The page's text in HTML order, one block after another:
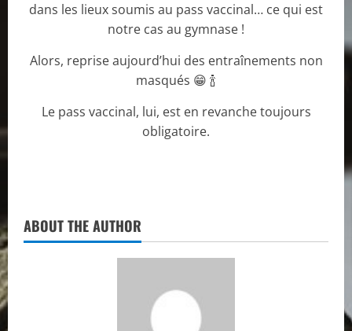
dans les lieux soumis au pass vaccinal… ce qui est
notre cas au gymnase !
Alors, reprise aujourd’hui des entraînements non
masqués 😁 🍾
Le pass vaccinal, lui, est en revanche toujours
obligatoire.
ABOUT THE AUTHOR